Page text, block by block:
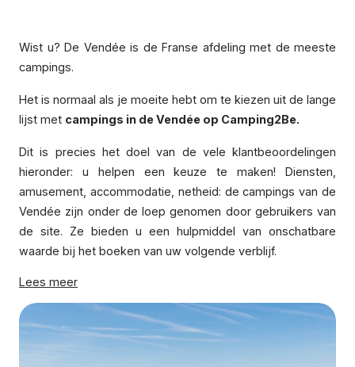
Wist u? De Vendée is de Franse afdeling met de meeste
campings.
Het is normaal als je moeite hebt om te kiezen uit de lange
lijst met campings in de Vendée op Camping2Be.
Dit is precies het doel van de vele klantbeoordelingen
hieronder: u helpen een keuze te maken! Diensten,
amusement, accommodatie, netheid: de campings van de
Vendée zijn onder de loep genomen door gebruikers van
de site. Ze bieden u een hulpmiddel van onschatbare
waarde bij het boeken van uw volgende verblijf.
Lees meer